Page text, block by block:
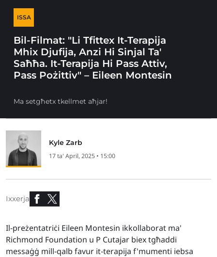
ISSA
Bil-Filmat: "Li Tfittex It-Terapija
Mhix Djufija, Anzi Hi Sinjal Ta'
Saħħa. It-Terapija Hi Pass Attiv,
Pass Pożittiv" – Eileen Montesin
Ma setgħetx tkellmet aħjar!
Kyle Zarb
17 ta' April, 2025 • 15:00
Ixxerja
Il-preżentatriċi Eileen Montesin ikkollaborat ma'
Richmond Foundation u P Cutajar biex tgħaddi
messaġġ mill-qalb favur it-terapija f'mumenti iebsa